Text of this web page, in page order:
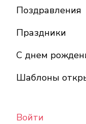
Поздравления
Праздники
С днем
Шаблоны
Войти